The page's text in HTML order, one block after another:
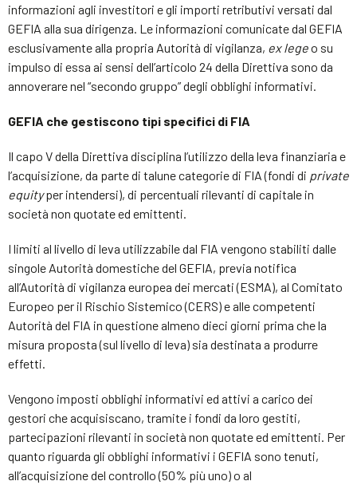
informazioni agli investitori e gli importi retributivi versati dal
GEFIA alla sua dirigenza. Le informazioni comunicate dal GEFIA
esclusivamente alla propria Autorità di vigilanza, ex legeo su
impulso di essa ai sensi dell’articolo 24 della Direttiva sono da
annoverare nel “secondo gruppo” degli obblighi informativi.
GEFIA che gestiscono tipi specifici di FIA
Il capo V della Direttiva disciplina l’utilizzo della leva finanziaria e
l’acquisizione, da parte di talune categorie di FIA (fondi di private
equityper intendersi), di percentuali rilevanti di capitale in
società non quotate ed emittenti.
I limiti al livello di leva utilizzabile dal FIA vengono stabiliti dalle
singole Autorità domestiche del GEFIA, previa notifica
all’Autorità di vigilanza europea dei mercati (ESMA), al Comitato
Europeo per il Rischio Sistemico (CERS) e alle competenti
Autorità del FIA in questione almeno dieci giorni prima che la
misura proposta (sul livello di leva) sia destinata a produrre
effetti.
Vengono imposti obblighi informativi ed attivi a carico dei
gestori che acquisiscano, tramite i fondi da loro gestiti,
partecipazioni rilevanti in società non quotate ed emittenti. Per
quanto riguarda gli obblighi informativi i GEFIA sono tenuti,
all’acquisizione del controllo (50% più uno) o al